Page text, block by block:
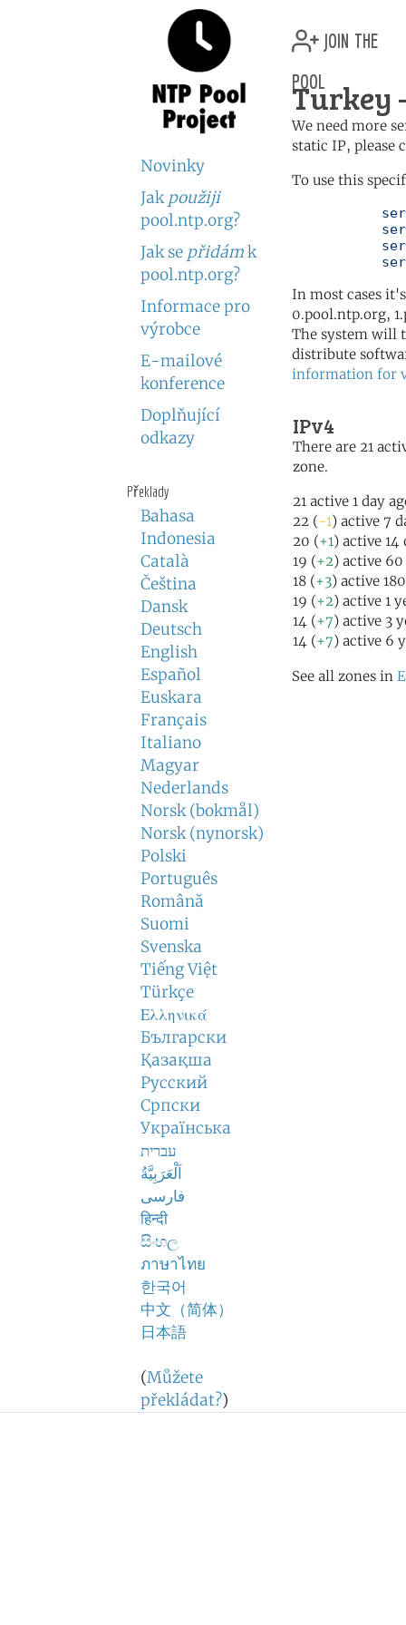
Novinky
Jak použiji
pool.ntp.org?
Jak se přidámk
pool.ntp.org?
Informace pro
výrobce
E-mailové
konference
Doplňující
odkazy
Překlady
Bahasa
Indonesia
Català
Čeština
Dansk
Deutsch
English
Español
Euskara
Français
Italiano
Magyar
Nederlands
Norsk (bokmål)
Norsk (nynorsk)
Polski
Português
Română
Suomi
Svenska
Tiếng Việt
Türkçe
Ελληνικά
Български
Қазақша
Русский
Српски
Українська
עברית
اَلْعَرَبِيَّةُ
فارسی
हिन्दी
සිංහල
ภาษาไทย
한국어
中文（简体）
日本語
(Můžete
překládat?)
join the
pool
Turkey
We need more
static IP, please
To use this
In most cases
0.pool.ntp.org,
The system will
distribute
information for
IPv4
There are 21
zone.
21 active 1 day
22 (-1) active 7
20 (+1) active 14
19 (+2) active 60
18 (+3) active
19 (+2) active 1
14 (+7) active 3
14 (+7) active 6
See all zones in